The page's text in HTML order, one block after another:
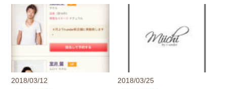
2018/03/12
2018/03/25